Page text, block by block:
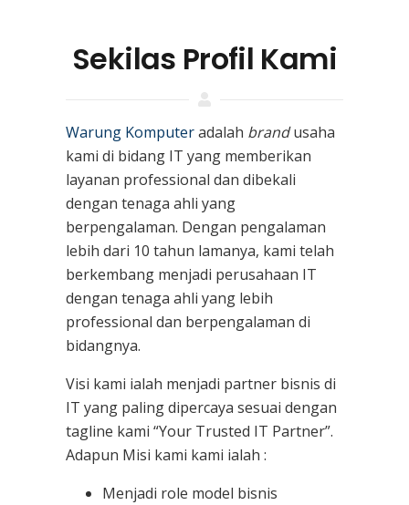
Sekilas Profil Kami
Warung Komputeradalah brandusaha
kami di bidang IT yang memberikan
layanan professional dan dibekali
dengan tenaga ahli yang
berpengalaman. Dengan pengalaman
lebih dari 10 tahun lamanya, kami telah
berkembang menjadi perusahaan IT
dengan tenaga ahli yang lebih
professional dan berpengalaman di
bidangnya.
Visi kami ialah menjadi partner bisnis di
IT yang paling dipercaya sesuai dengan
tagline kami “Your Trusted IT Partner”.
Adapun Misi kami kami ialah :
Menjadi role model bisnis